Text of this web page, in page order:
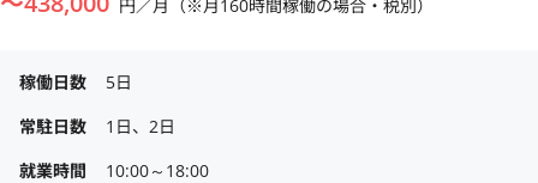
円／月（※月160時間稼働の場合・税別）
稼働日数
5日
常駐日数
1日、2日
就業時間
10:00～18:00